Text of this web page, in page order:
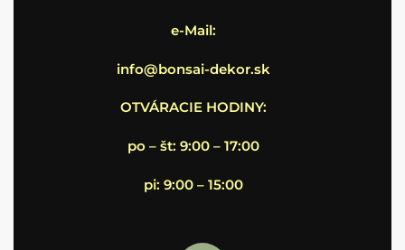
e-Mail:
info@bonsai-dekor.sk
OTVÁRACIE HODINY:
po – št: 9:00 – 17:00
pi: 9:00 – 15:00